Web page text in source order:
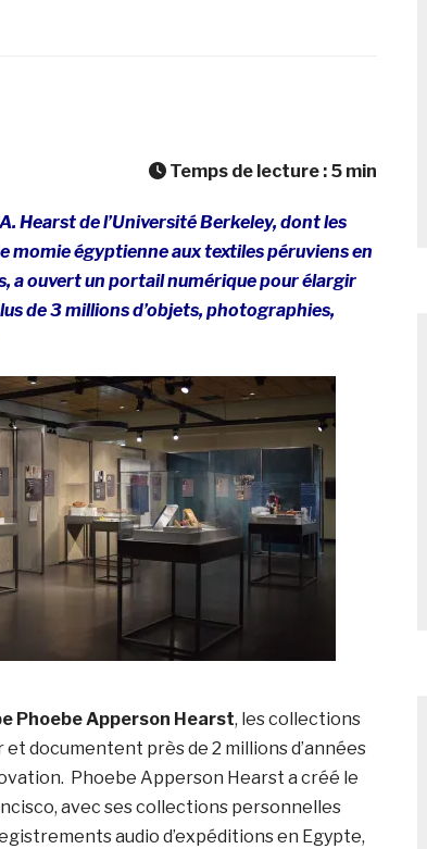
Temps de lecture : 5 min
Hearst de l’Université Berkeley, dont les
momie égyptienne aux textiles péruviens en
a ouvert un portail numérique pour élargir
de 3 millions d’objets, photographies,
Phoebe Apperson Hearst, les collections
documentent près de 2 millions d’années
Phoebe Apperson Hearst a créé le
avec ses collections personnelles
audio d’expéditions en Egypte,